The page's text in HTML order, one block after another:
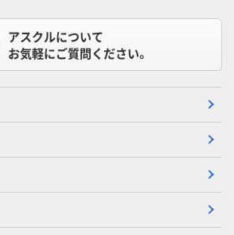
アスクルについて
お気軽にご質問ください。